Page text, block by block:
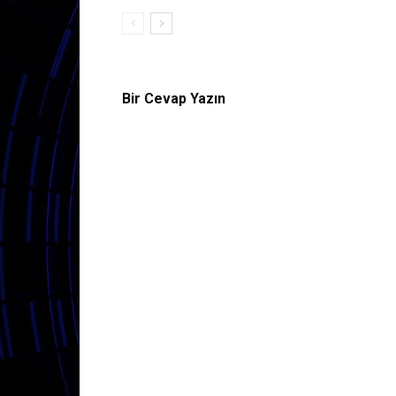
Bir Cevap Yazın